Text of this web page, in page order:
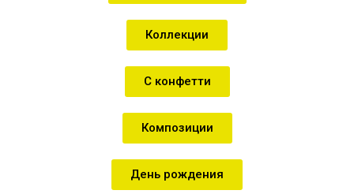
Коллекции
С конфетти
Композиции
День рождения